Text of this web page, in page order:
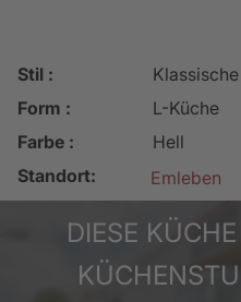
Stil :
Form :
L-Küche
Farbe :
Hell
Standort:
Emleben
DIESE